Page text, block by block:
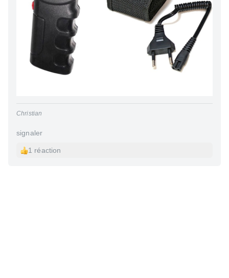
Christian
signaler
1 réaction